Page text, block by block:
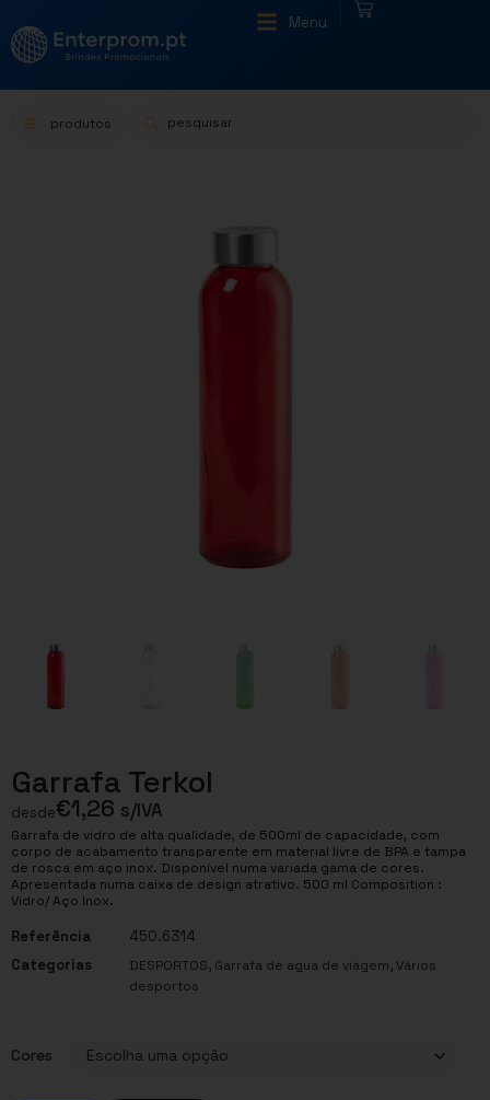
Menu
produtos
Garrafa Terkol
desde€1,26 s/IVA
Garrafa de vidro de alta qualidade, de 500ml de capacidade, com
corpo de acabamento transparente em material livre de BPA e tampa
de rosca em aço inox. Disponível numa variada gama de cores.
Apresentada numa caixa de design atrativo. 500 ml Composition :
Vidro/ Aço Inox.
Referência
450.6314
Categorias
DESPORTOS, Garrafa de agua de viagem,Vários
desportos
Cores